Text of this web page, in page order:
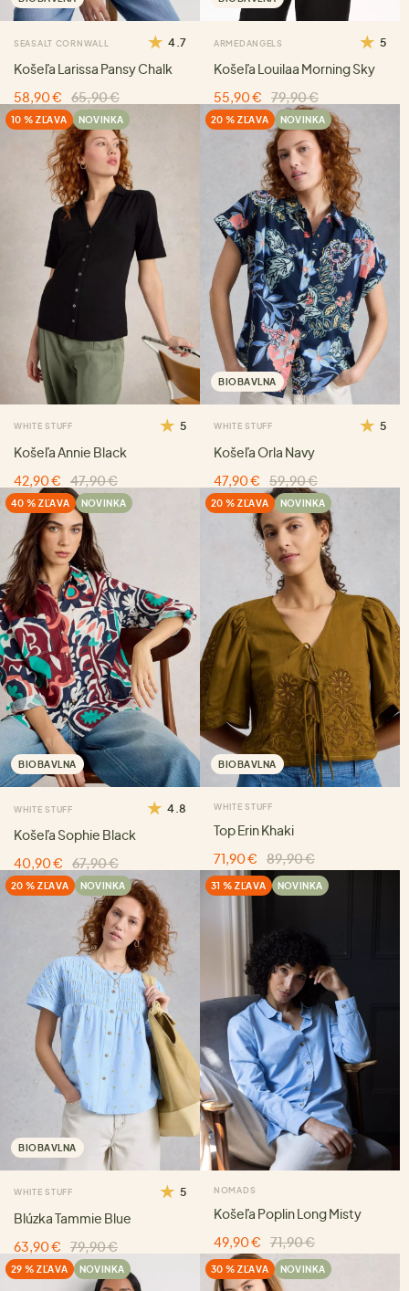
SEASALT CORNWALL 4.7
Košeľa Larissa Pansy Chalk
58,90 €
65,90 €
ARMEDANGELS 5
Košeľa Louilaa Morning Sky
55,90 €
79,90 €
10 % ZĽAVA NOVINKA
WHITE STUFF 5
Košeľa Annie Black
42,90 €
47,90 €
20 % ZĽAVA NOVINKA
BIOBAVLNA
WHITE STUFF 5
Košeľa Orla Navy
47,90 €
59,90 €
40 % ZĽAVA NOVINKA
BIOBAVLNA
WHITE STUFF 4.8
Košeľa Sophie Black
40,90 €
67,90 €
20 % ZĽAVA NOVINKA
BIOBAVLNA
WHITE STUFF
Top Erin Khaki
71,90 €
89,90 €
20 % ZĽAVA NOVINKA
BIOBAVLNA
WHITE STUFF 5
Blúzka Tammie Blue
63,90 €
79,90 €
31 % ZĽAVA NOVINKA
NOMADS
Košeľa Poplin Long Misty
49,90 €
71,90 €
29 % ZĽAVA NOVINKA 30 % ZĽAVA NOVINKA